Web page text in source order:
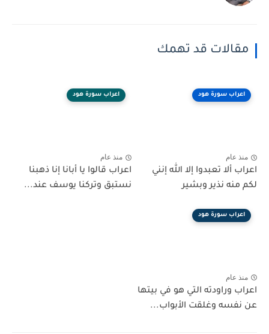
مقالات قد تهمك
اعراب سورة هود
منذ عام
اعراب ألا تعبدوا إلا الله إنني
لكم منه نذير وبشير
اعراب سورة هود
منذ عام
اعراب قالوا يا أبانا إنا ذهبنا
نستبق وتركنا يوسف عند...
اعراب سورة هود
منذ عام
اعراب وراودته التي هو في بيتها
عن نفسه وغلقت الأبواب...